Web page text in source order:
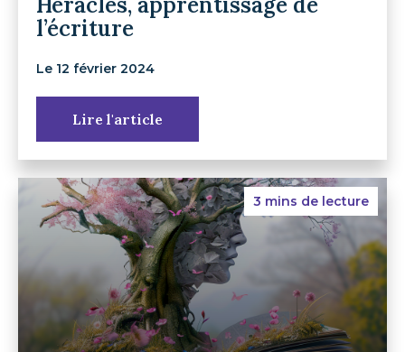
l’écriture
Le 12 février 2024
Lire l'article
3 mins de lecture